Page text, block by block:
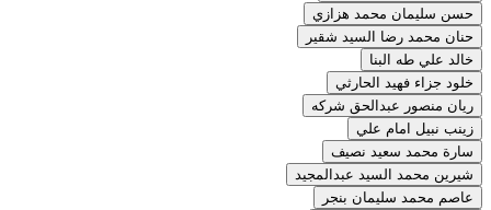
حسن سليمان محمد هزازي
حنان محمد رضا السيد شقير
خالد علي طه البنا
خلود جزاء فهيد الحارثي
ريان منصور عبدالحق شركه
زينب نبيل امام علي
سارة محمد سعيد نصيف
شيرين محمد السيد عبدالمجيد
عاصم محمد سليمان بنجر